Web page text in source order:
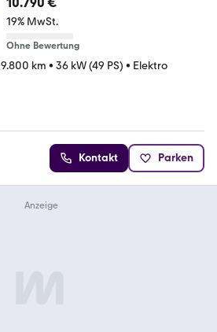
19% MwSt.
Ohne Bewertung
9.800 km • 36 kW (49 PS) • Elektro
Kontakt Parken